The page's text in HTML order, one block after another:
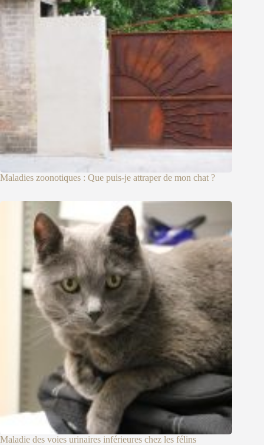
Maladies zoonotiques : Que puis-je attraper de mon chat ?
Maladie des voies urinaires inférieures chez les félins